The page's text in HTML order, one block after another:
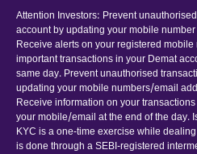
Attention Investors: Prevent
account by updating your mobile
Receive alerts on your registered
important transactions in your Demat
same day. Prevent unauthorised
updating your mobile numbers/email
Receive information on your
your mobile/email at the end of the day.
KYC is a one-time exercise while
is done through a SEBI-registered